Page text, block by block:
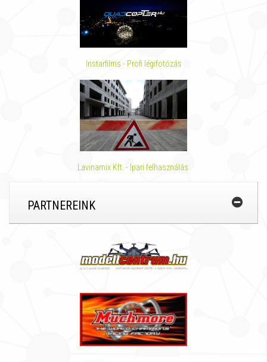
Instarfilms - Profi légifotózás
Lavinamix Kft. - Ipari felhasználás
PARTNEREINK